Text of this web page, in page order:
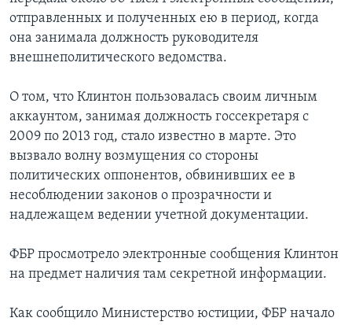
отправленных и полученных ею в период, когда
она занимала должность руководителя
внешнеполитического ведомства.
О том, что Клинтон пользовалась своим личным
аккаунтом, занимая должность госсекретаря с
2009 по 2013 год, стало известно в марте. Это
вызвало волну возмущения со стороны
политических оппонентов, обвинивших ее в
несоблюдении законов о прозрачности и
надлежащем ведении учетной документации.
ФБР просмотрело электронные сообщения Клинтон
на предмет наличия там секретной информации.
Как сообщило Министерство юстиции, ФБР начало